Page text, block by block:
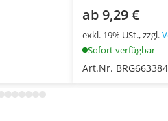
ab 9,29 €
exkl. 19% USt., zzgl.
Sofort verfügbar
Art.Nr.